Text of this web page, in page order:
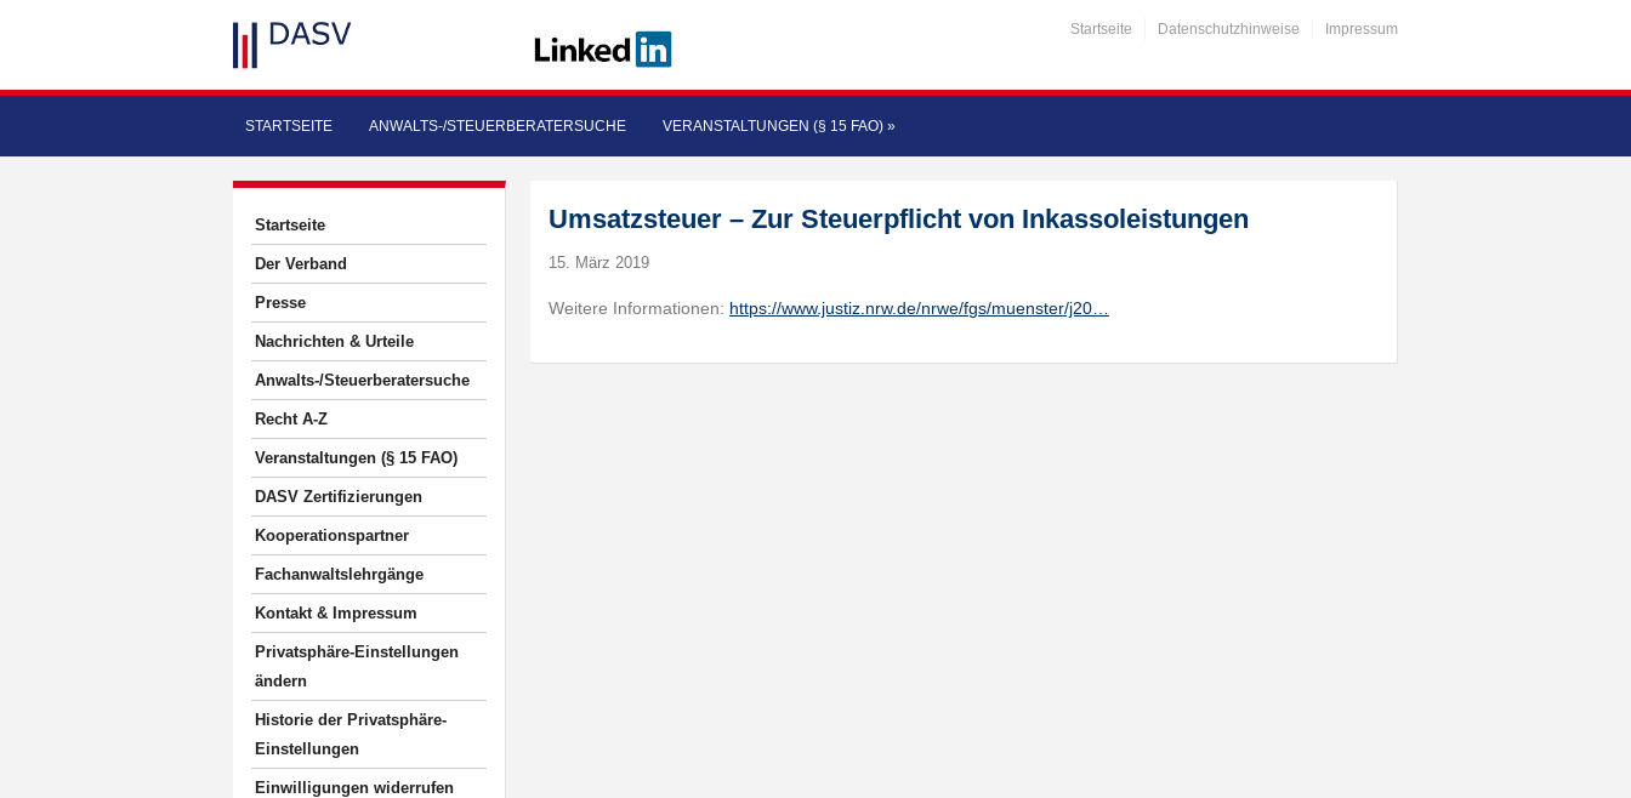
Startseite Datenschutzhinweise Impressum
STARTSEITE ANWALTS-/STEUERBERATERSUCHE VERANSTALTUNGEN (§ 15 FAO) »
Startseite
Der Verband
Presse
Nachrichten & Urteile
Anwalts-/Steuerberatersuche
Recht A-Z
Veranstaltungen (§ 15 FAO)
DASV Zertifizierungen
Kooperationspartner
Fachanwaltslehrgänge
Kontakt & Impressum
Privatsphäre-Einstellungen
ändern
Historie der Privatsphäre-
Einstellungen
Einwilligungen widerrufen
Umsatzsteuer – Zur Steuerpflicht von Inkassoleistungen
15. März 2019
Weitere Informationen: https://www.justiz.nrw.de/nrwe/fgs/muenster/j20…